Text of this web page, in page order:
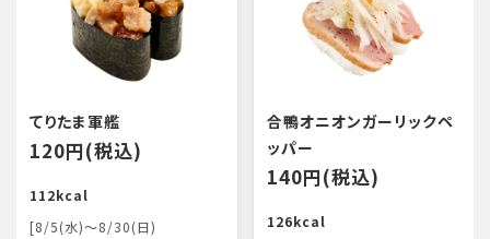
てりたま軍艦
120円(税込)
112kcal
[8/5(水)～8/30(日)
合鴨オニオンガーリックペ
ッパー
140円(税込)
126kcal